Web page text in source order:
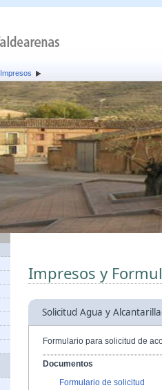
Impresos
Impresos y
Solicitud Agua y
Formulario para solicitud de
Documentos
Formulario de solicitud